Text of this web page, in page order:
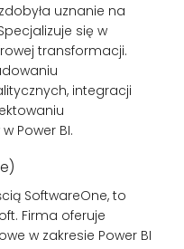
uznanie na
się w
transformacji.
integracji
Power BI.
SoftwareOne, to
Firma oferuje
w zakresie Power BI